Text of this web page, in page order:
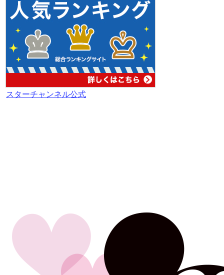
スターチャンネル公式